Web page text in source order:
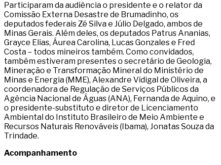
Participaram da audiência o presidente e o relator da
Comissão Externa Desastre de Brumadinho, os
deputados federais Zé Silva e Júlio Delgado, ambos de
Minas Gerais. Além deles, os deputados Patrus Ananias,
Grayce Elias, Áurea Carolina, Lucas Gonzales e Fred
Costa – todos mineiros também. Como convidados,
também estiveram presentes o secretário de Geologia,
Mineração e Transformação Mineral do Ministério de
Minas e Energia (MME), Alexandre Vidigal de Oliveira, a
coordenadora de Regulação de Serviços Públicos da
Agência Nacional de Águas (ANA), Fernanda de Aquino, e
o presidente-substituto e diretor de Licenciamento
Ambiental do Instituto Brasileiro de Meio Ambiente e
Recursos Naturais Renováveis (Ibama), Jonatas Souza da
Trindade.
Acompanhamento